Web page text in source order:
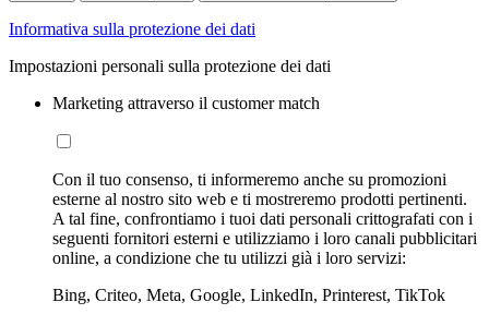
Informativa sulla protezione dei dati
Impostazioni personali sulla protezione dei dati
Marketing attraverso il customer match
Con il tuo consenso, ti informeremo anche su promozioni
esterne al nostro sito web e ti mostreremo prodotti pertinenti.
A tal fine, confrontiamo i tuoi dati personali crittografati con i
seguenti fornitori esterni e utilizziamo i loro canali pubblicitari
online, a condizione che tu utilizzi già i loro servizi:
Bing, Criteo, Meta, Google, LinkedIn, Printerest, TikTok